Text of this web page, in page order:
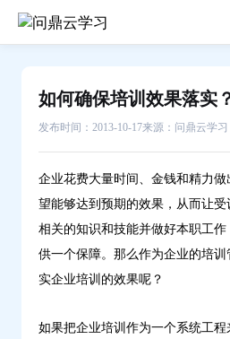
实？-
如何确保培训效果落实
发布时间：2013-10-17来源：问鼎云学习
企业花费大量时间、金钱和精力
望能够达到预期的效果，从而让
相关的知识和技能并做好本职工
供一个保障。那么作为企业的培
实企业培训的效果呢？
如果把企业培训作为一个系统工